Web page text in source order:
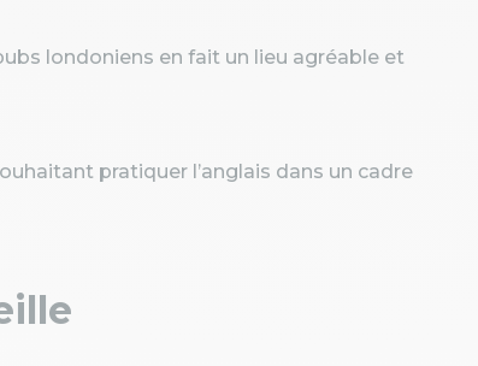
londoniens en fait un lieu agréable et
pratiquer l’anglais dans un cadre